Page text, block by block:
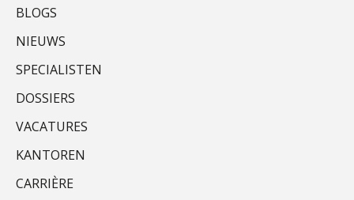
BLOGS
NIEUWS
SPECIALISTEN
DOSSIERS
VACATURES
KANTOREN
CARRIÈRE